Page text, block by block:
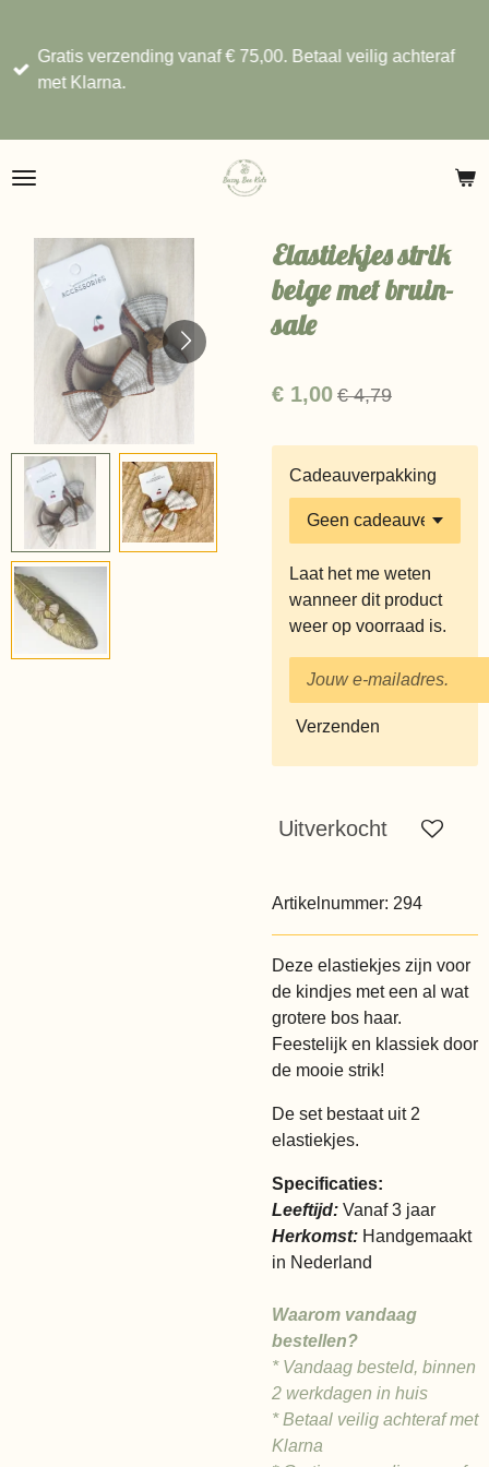
direct
naar
Gratis verzending vanaf € 75,00. Betaal veilig achteraf
met Klarna.
Elastiekjes strik
beige met bruin-
sale
€ 1,00 € 4,79
Cadeauverpakking
Laat het me weten
wanneer dit product
weer op voorraad is.
Verzenden
Uitverkocht
Artikelnummer: 294
Deze elastiekjes zijn voor
de kindjes met een al wat
grotere bos haar.
Feestelijk en klassiek door
de mooie strik!
De set bestaat uit 2
elastiekjes.
Specificaties:
Leeftijd: Vanaf 3 jaar
Herkomst: Handgemaakt
in Nederland
Waarom vandaag
bestellen?
* Vandaag besteld, binnen
2 werkdagen in huis
* Betaal veilig achteraf met
Klarna